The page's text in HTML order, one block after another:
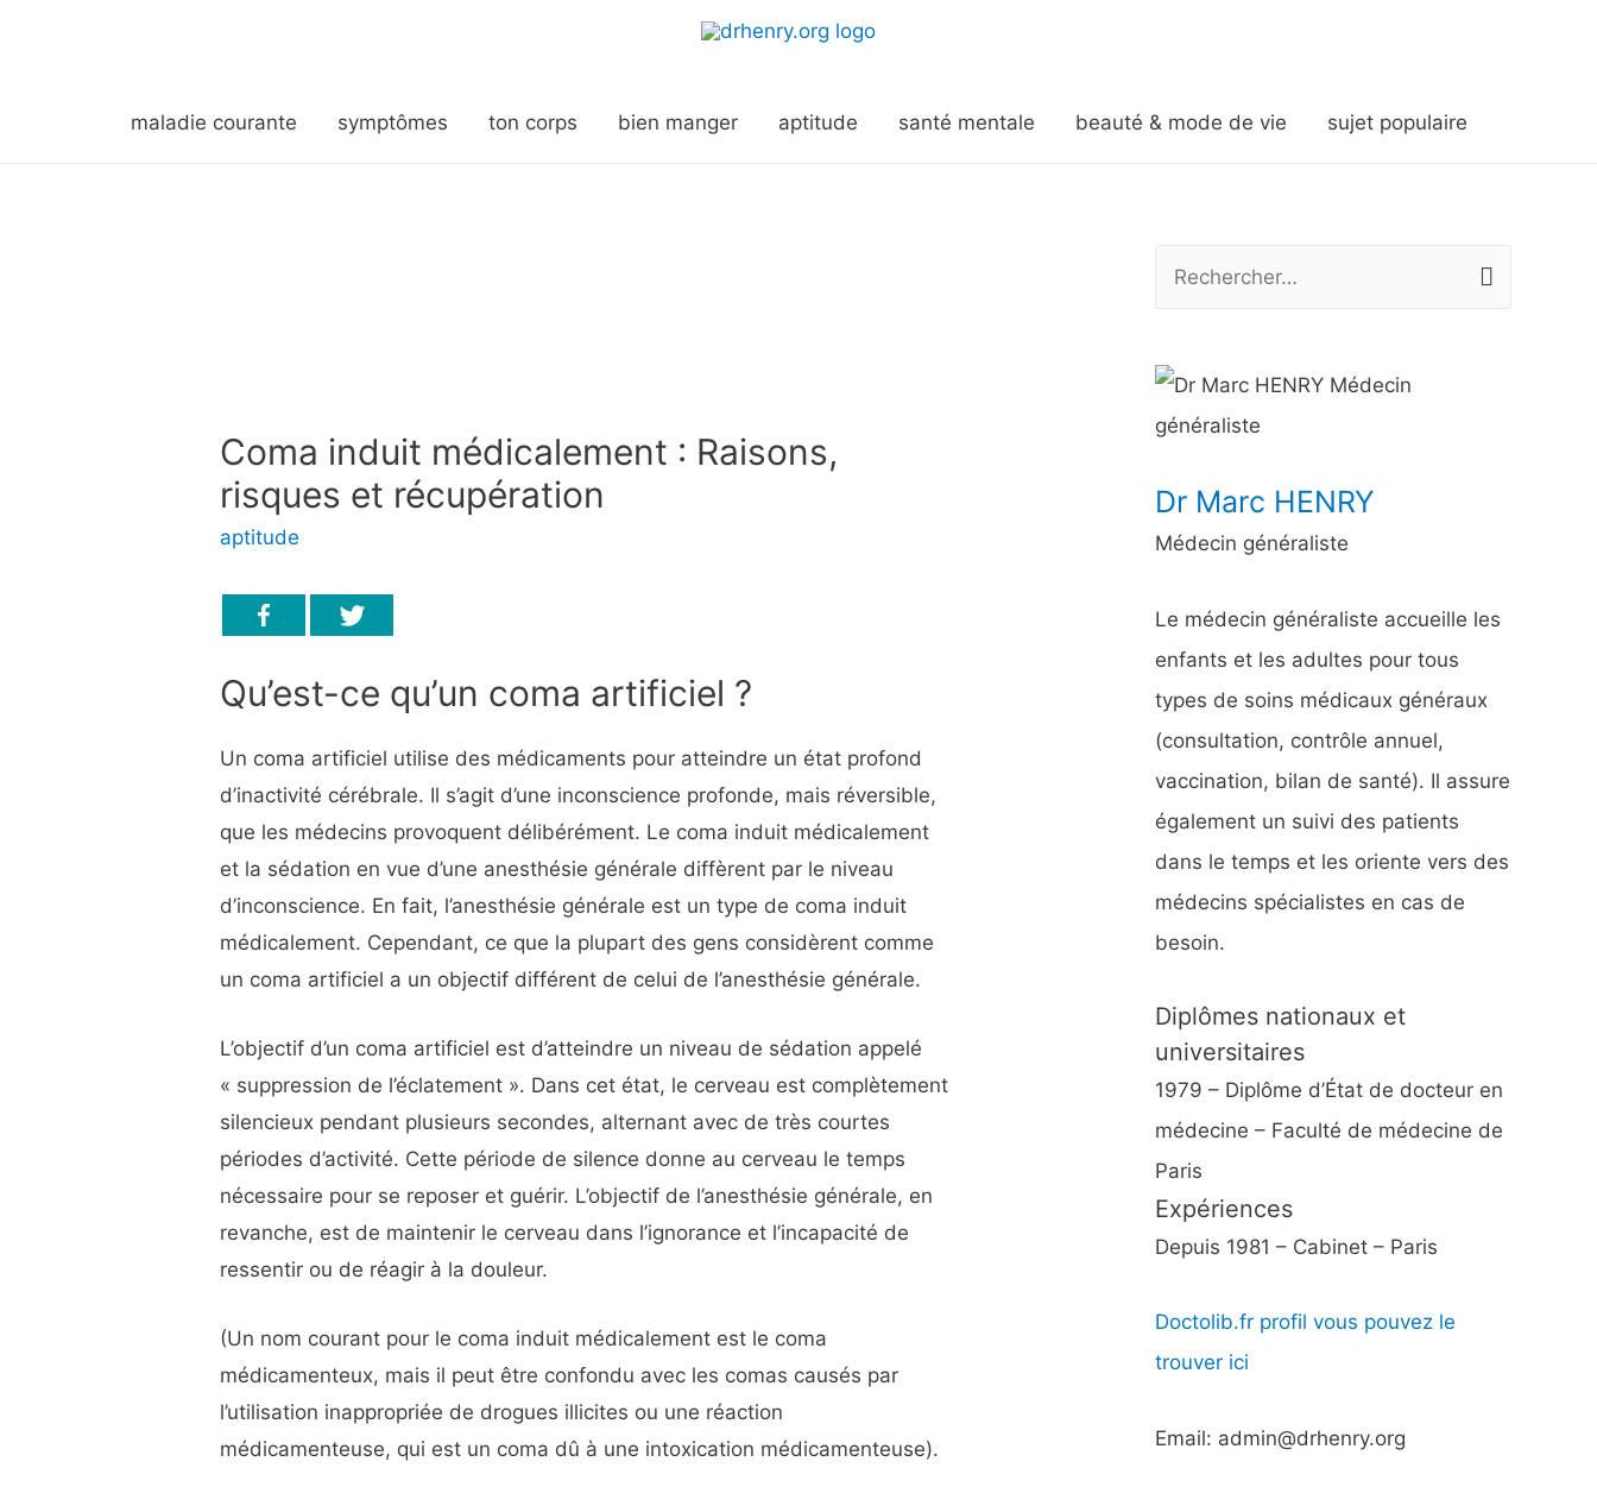
maladie courante symptômes ton corps bien manger aptitude santé mentale beauté & mode de vie sujet populaire
Coma induit médicalement : Raisons,
risques et récupération
aptitude
Qu’est-ce qu’un coma artificiel ?
Un coma artificiel utilise des médicaments pour atteindre un état profond
d’inactivité cérébrale. Il s’agit d’une inconscience profonde, mais réversible,
que les médecins provoquent délibérément. Le coma induit médicalement
et la sédation en vue d’une anesthésie générale diffèrent par le niveau
d’inconscience. En fait, l’anesthésie générale est un type de coma induit
médicalement. Cependant, ce que la plupart des gens considèrent comme
un coma artificiel a un objectif différent de celui de l’anesthésie générale.
L’objectif d’un coma artificiel est d’atteindre un niveau de sédation appelé
« suppression de l’éclatement ». Dans cet état, le cerveau est complètement
silencieux pendant plusieurs secondes, alternant avec de très courtes
périodes d’activité. Cette période de silence donne au cerveau le temps
nécessaire pour se reposer et guérir. L’objectif de l’anesthésie générale, en
revanche, est de maintenir le cerveau dans l’ignorance et l’incapacité de
ressentir ou de réagir à la douleur.
(Un nom courant pour le coma induit médicalement est le coma
médicamenteux, mais il peut être confondu avec les comas causés par
l’utilisation inappropriée de drogues illicites ou une réaction
médicamenteuse, qui est un coma dû à une intoxication médicamenteuse).
h
e
c
h
r
:
Dr Marc HENRY
Médecin généraliste
Le médecin généraliste accueille les
enfants et les adultes pour tous
types de soins médicaux généraux
(consultation, contrôle annuel,
vaccination, bilan de santé). Il assure
également un suivi des patients
dans le temps et les oriente vers des
médecins spécialistes en cas de
besoin.
Diplômes nationaux et
universitaires
1979 – Diplôme d’État de docteur en
médecine – Faculté de médecine de
Paris
Expériences
Depuis 1981 – Cabinet – Paris
Doctolib.fr profil vous pouvez le
trouver ici
Email: admin@drhenry.org